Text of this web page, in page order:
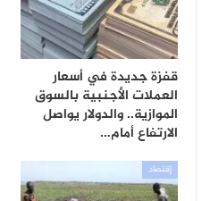
قفزة جديدة في أسعار
العملات الأجنبية بالسوق
الموازية.. والدولار يواصل
الارتفاع أمام…
إقتصاد